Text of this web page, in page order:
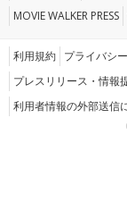
MOVIE WALKER PRESS
利用規約 プライバシ
プレスリリース・情報
利用者情報の外部送信